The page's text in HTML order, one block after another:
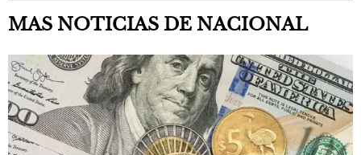
MAS NOTICIAS DE NACIONAL